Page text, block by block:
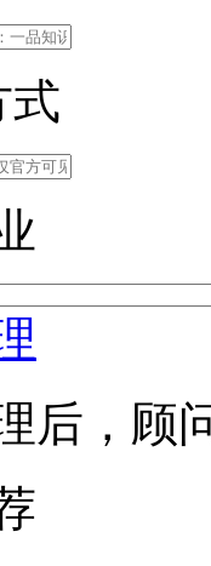
式
后，顾